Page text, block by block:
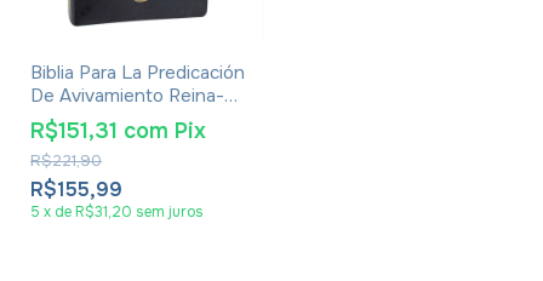
Biblia Para La Predicación
De Avivamiento Reina-
Valera 1960 - Bíblia Em
Espanhol
R$155,99
R$221,90
R$151,31 com Pix
5 x de R$31,20 sem juros